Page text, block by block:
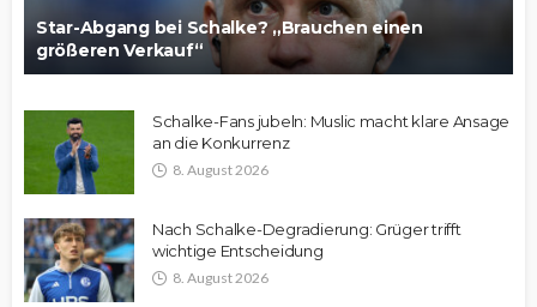
Star-Abgang bei Schalke? „Brauchen einen
größeren Verkauf“
Schalke-Fans jubeln: Muslic macht klare Ansage
an die Konkurrenz
8. August 2026
Nach Schalke-Degradierung: Grüger trifft
wichtige Entscheidung
8. August 2026